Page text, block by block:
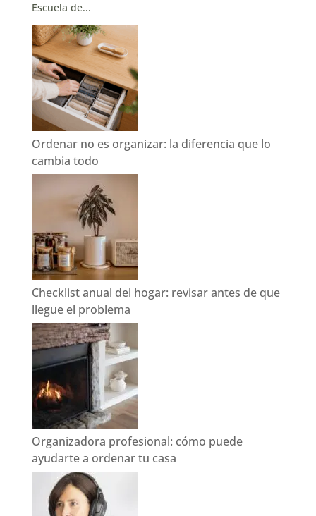
Escuela de...
Ordenar no es organizar: la diferencia que lo
cambia todo
Checklist anual del hogar: revisar antes de que
llegue el problema
Organizadora profesional: cómo puede
ayudarte a ordenar tu casa